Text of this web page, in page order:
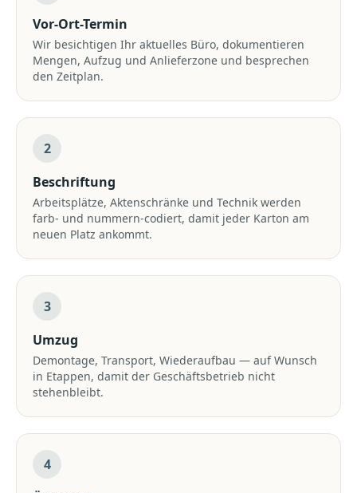
Vor-Ort-Termin
Wir besichtigen Ihr aktuelles Büro, dokumentieren
Mengen, Aufzug und Anlieferzone und besprechen
den Zeitplan.
2
Beschriftung
Arbeitsplätze, Aktenschränke und Technik werden
farb- und nummern-codiert, damit jeder Karton am
neuen Platz ankommt.
3
Umzug
Demontage, Transport, Wiederaufbau — auf Wunsch
in Etappen, damit der Geschäftsbetrieb nicht
stehenbleibt.
4